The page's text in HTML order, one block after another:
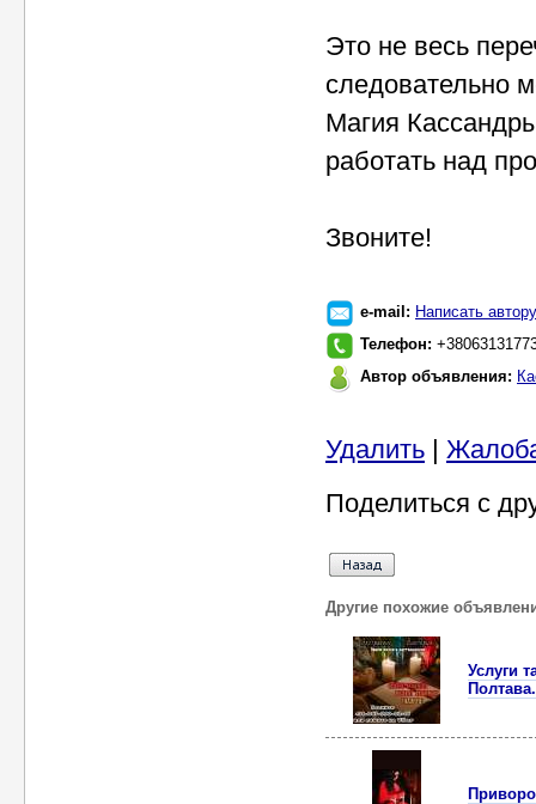
Это не весь
следовательно
Магия
работать над
Звоните!
e-mail: Написать автору
Телефон:
Автор объявления:
Удалить |
Поделиться с
Другие похожие
Услуги
Полтава.